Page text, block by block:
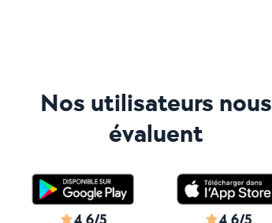
Nos utilisateurs nous
évaluent